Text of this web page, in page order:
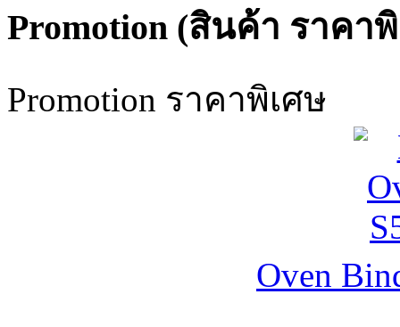
Promotion (สินค้า ราคา
Promotion ราคาพิเศษ
Oven